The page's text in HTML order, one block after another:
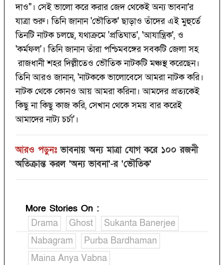
দাও"। সেই ভালো করে করার জেদ থেকেই অন্য ভাবনা'র
যাত্রা শুরু। তিনি জানান 'ভৌতিক' ছাড়াও তাঁদের এই মুহুর্তে
তিনটি নাটক চলছে, যথাক্রমে 'প্রতিঘাত', 'আযান্ত্রিক', ও
'কর্মফল'। তিনি জানান তাঁরা পশ্চিমবঙ্গের সবকটি জেলা সহ
রাজধানী শহর দিল্লীতেও ভৌতিক নাটকটি মঞ্চস্থ করেছেন।
তিনি আরও জানান, 'নাটককে ভালোবেসে আমরা নাটক করি।
নাটক থেকে কোনও আয় আমরা করিনা। আমদের প্রত্যকেই
কিছু না কিছু কাজ করি, সেখান থেকে সময় বার করেই
আমাদের নাট্য চর্চা'।
আরও পড়ুনঃ ভাবনায় অন্য মাত্রা যোগ করে ১০০ রজনী
অতিক্রান্ত করল 'অন্য ভাবনা'-র 'ভৌতিক'
More Stories On :
Drama
Ghost
Sukanta Banerjee
Nabagram
Purba Bardhaman
Maina Anya Vabna